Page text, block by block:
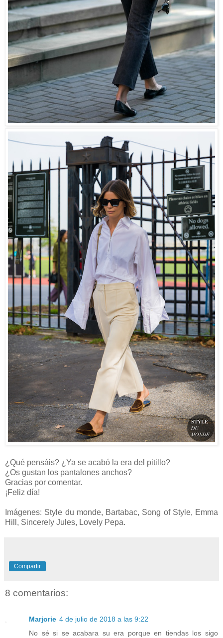
¿Qué pensáis? ¿Ya se acabó la era del pitillo?
¿Os gustan los pantalones anchos?
Gracias por comentar.
¡Feliz día!
Imágenes: Style du monde, Bartabac, Song of Style, Emma
Hill, Sincerely Jules, Lovely Pepa.
Compartir
8 comentarios:
Marjorie 4 de julio de 2018 a las 9:22
No sé si se acabara su era porque en tiendas los sigo